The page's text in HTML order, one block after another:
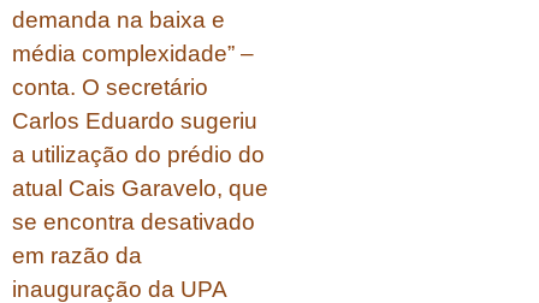
demanda na baixa e
média complexidade” –
conta. O secretário
Carlos Eduardo sugeriu
a utilização do prédio do
atual Cais Garavelo, que
se encontra desativado
em razão da
inauguração da UPA